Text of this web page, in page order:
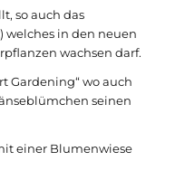
so auch das
welches in den neuen
wachsen darf.
Gardening“ wo auch
seinen
einer Blumenwiese